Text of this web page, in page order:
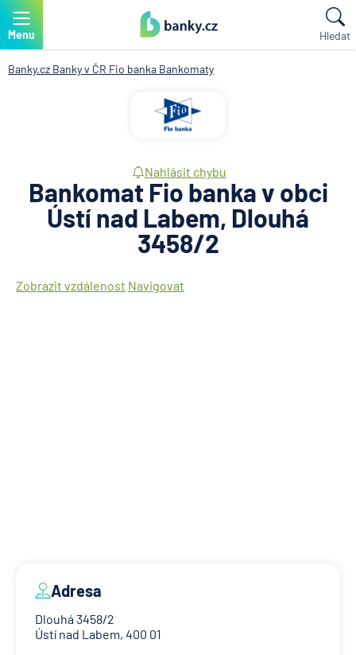
Menu Hledat
Banky.cz Banky v ČR Fio banka Bankomaty
Nahlásit chybu
Bankomat Fio banka v obci
Ústí nad Labem, Dlouhá
3458/2
Zobrazit vzdálenost Navigovat
Adresa
Dlouhá 3458/2
Ústí nad Labem, 400 01